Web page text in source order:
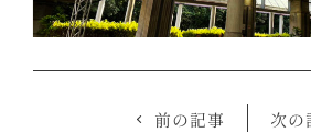
前の記事 次の